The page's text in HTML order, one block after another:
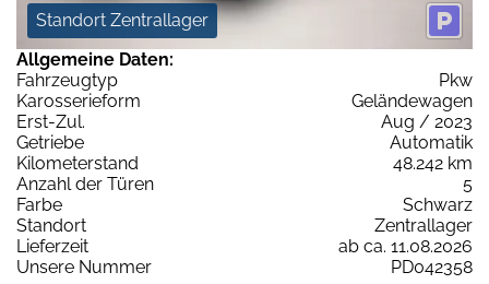
Standort Zentrallager
Allgemeine Daten:
Fahrzeugtyp
Pkw
Karosserieform
Geländewagen
Erst-Zul.
Aug / 2023
Getriebe
Automatik
Kilometerstand
48.242 km
Anzahl der Türen
5
Farbe
Schwarz
Standort
Zentrallager
Lieferzeit
ab ca. 11.08.2026
Unsere Nummer
PD042358